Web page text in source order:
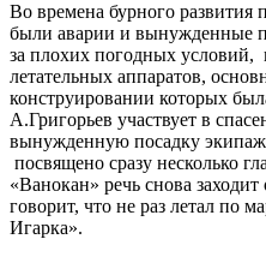
Во времена бурного развития
были аварии и вынужденные
за плохих погодных
летательных аппаратов,
конструировании которых
А.Григорьев участвует в
вынужденную посадку
посвящено сразу несколько
«Ванокан» речь снова
говорит, что не раз летал по
Игарка».